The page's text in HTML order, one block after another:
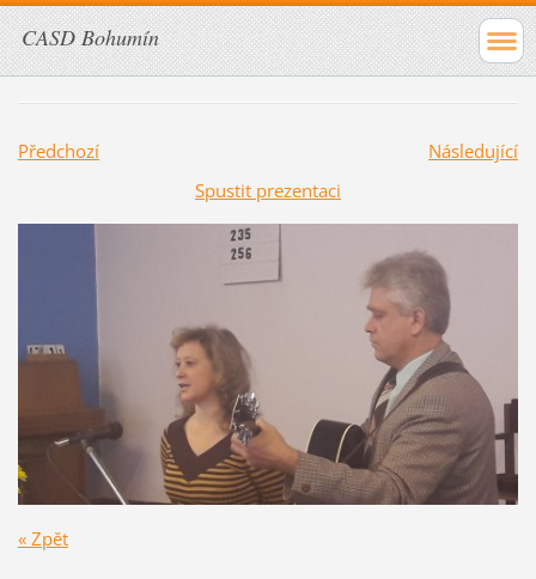
CASD Bohumín
Předchozí
Následující
Spustit prezentaci
« Zpět